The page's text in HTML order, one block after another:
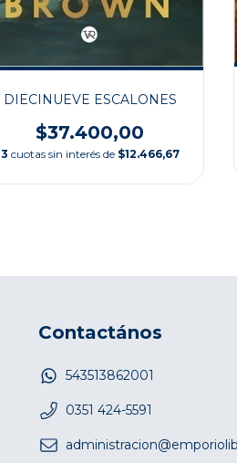
DIECINUEVE ESCALONES
$37.400,00
3 cuotas sin interés de $12.466,67
Contactános
543513862001
0351 424-5591